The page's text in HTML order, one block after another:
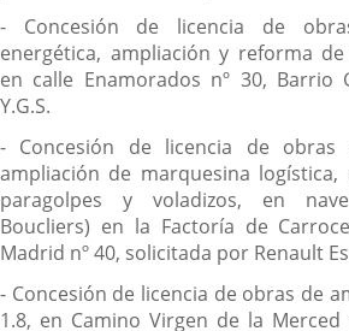
- Concesión de licencia de
energética, ampliación y reforma
en calle Enamorados nº 30, Barrio
Y.G.S.
- Concesión de licencia de obras
ampliación de marquesina
paragolpes y voladizos, en
Boucliers) en la Factoría de
Madrid nº 40, solicitada por Renault
- Concesión de licencia de obras de
1.8, en Camino Virgen de la